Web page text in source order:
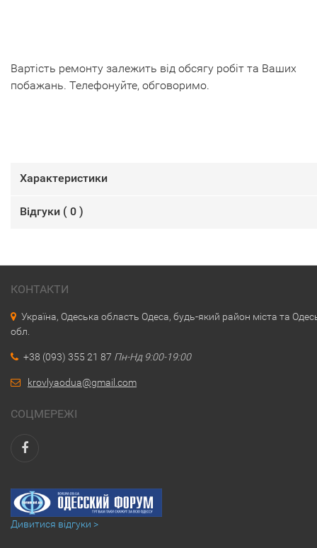
Вартість ремонту залежить від обсягу робіт та Ваших
побажань. Телефонуйте, обговоримо.
Характеристики
Відгуки ( 0 )
КОНТАКТИ
Україна, Одеська область Одеса, будь-який район міста та
обл.
+38 (093) 355 21 87 Пн-Нд 9:00-19:00
krovlyaodua@gmail.com
СОЦМЕРЕЖІ
Дивитися відгуки >